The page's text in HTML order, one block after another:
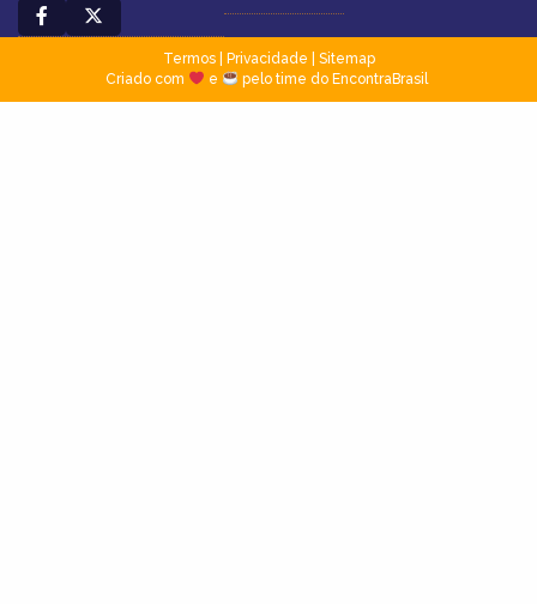
Termos| Privacidade
Sitemap
Criado com
e pelo time do EncontraBrasil